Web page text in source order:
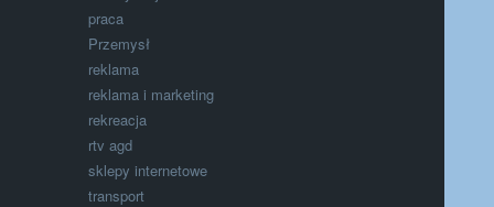
praca
Przemysł
reklama
reklama i marketing
rekreacja
rtv agd
sklepy internetowe
transport